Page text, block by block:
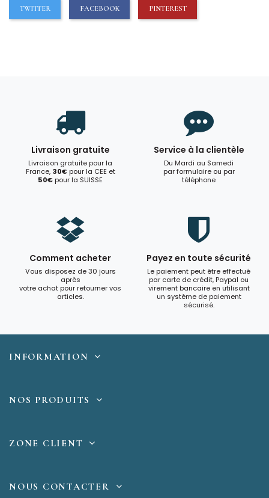
TWITTER FACEBOOK PINTEREST
Livraison gratuite
Livraison gratuite pour la
France, 30€pour la CEE et
50€pour la SUISSE
Service à la clientèle
Du Mardi au Samedi
par formulaire ou par
téléphone
Comment acheter
Vous disposez de 30 jours
après
votre achat pour retourner vos
articles.
Payez en toute sécurité
Le paiement peut être effectué
par carte de crédit, Paypal ou
virement bancaire en utilisant
un système de paiement
sécurisé.
INFORMATION
NOS PRODUITS
ZONE CLIENT
NOUS CONTACTER